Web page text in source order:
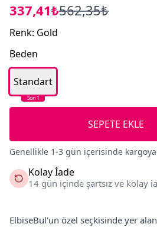
337,41₺562,35₺
Renk: Gold
Beden
Son 1
Standart
SEPETE EKLE
Genellikle 1-3 gün içerisinde
Kolay İade
14 gün içinde şartsız ve kolay
ElbiseBul'un özel seçkisinde yer